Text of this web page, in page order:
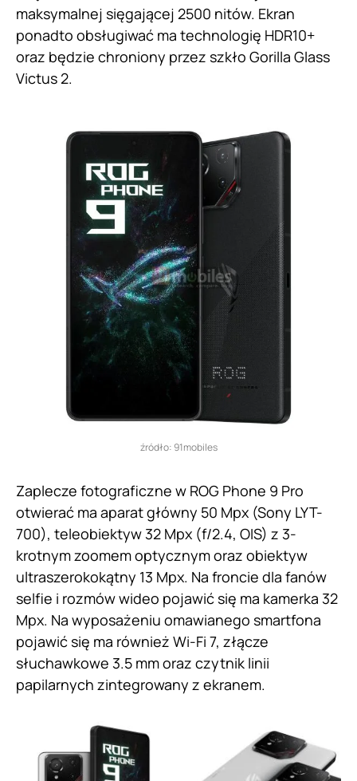
maksymalnej sięgającej 2500 nitów. Ekran
ponadto obsługiwać ma technologię HDR10+
oraz będzie chroniony przez szkło Gorilla Glass
Victus 2.
źródło: 91mobiles
Zaplecze fotograficzne w ROG Phone 9 Pro
otwierać ma aparat główny 50 Mpx (Sony LYT-
700), teleobiektyw 32 Mpx (f/2.4, OIS) z 3-
krotnym zoomem optycznym oraz obiektyw
ultraszerokokątny 13 Mpx. Na froncie dla fanów
selfie i rozmów wideo pojawić się ma kamerka 32
Mpx. Na wyposażeniu omawianego smartfona
pojawić się ma również Wi-Fi 7, złącze
słuchawkowe 3.5 mm oraz czytnik linii
papilarnych zintegrowany z ekranem.